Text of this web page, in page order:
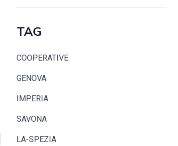
TAG
COOPERATIVE
GENOVA
IMPERIA
SAVONA
LA-SPEZIA